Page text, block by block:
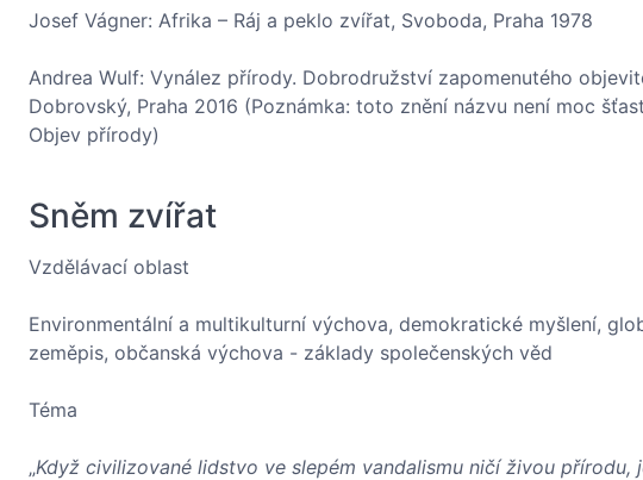
Josef Vágner: Afrika – Ráj a peklo zvířat, Svoboda, Praha 1978
Andrea Wulf: Vynález přírody. Dobrodružství zapomenutého
Dobrovský, Praha 2016 (Poznámka: toto znění názvu není moc
Objev přírody)
Sněm zvířat
Vzdělávací oblast
Environmentální a multikulturní výchova, demokratické myšlení,
zeměpis, občanská výchova - základy společenských věd
Téma
„Když civilizované lidstvo ve slepém vandalismu ničí živou